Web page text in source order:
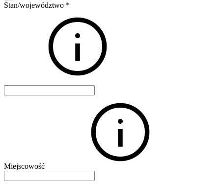
Stan/województwo *
Miejscowość